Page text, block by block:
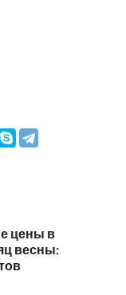
цены в
весны: